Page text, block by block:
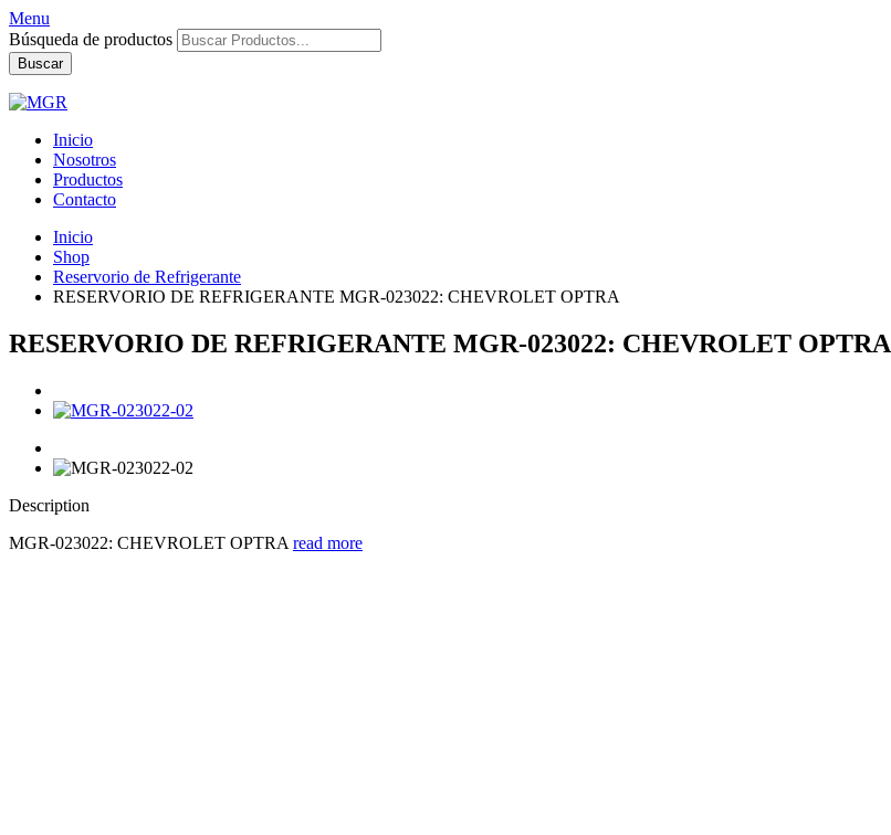
Menu
Búsqueda de productos
Buscar
Inicio
Nosotros
Productos
Contacto
Inicio
Shop
Reservorio de Refrigerante
RESERVORIO DE REFRIGERANTE MGR-023022: CHEVROLET OPTRA
RESERVORIO DE REFRIGERANTE MGR-023022: CHEVROLET OPTRA
Description
MGR-023022: CHEVROLET OPTRA read more